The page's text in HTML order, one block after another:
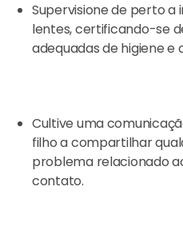
Supervisione de perto a
lentes, certificando-se
adequadas de higiene e
Cultive uma
filho a compartilhar
problema relacionado
contato.